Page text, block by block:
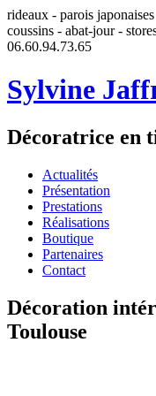
rideaux - parois
coussins - abat-jour -
06.60.94.73.65
Sylvine
Décoratrice en
Actualités
Présentation
Prestations
Réalisations
Boutique
Partenaires
Contact
Décoration
Toulouse